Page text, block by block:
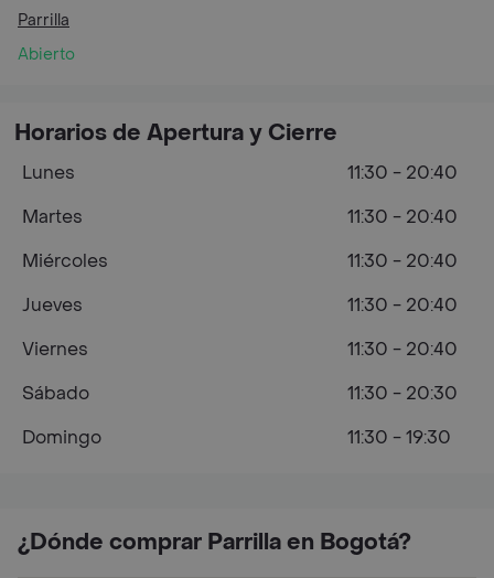
Parrilla
Abierto
¿Dónde comprar Parrilla en Bogotá?
Horarios de Apertura y Cierre
Lunes
11:30 - 20:40
Martes
11:30 - 20:40
Miércoles
11:30 - 20:40
Jueves
11:30 - 20:40
Viernes
11:30 - 20:40
Sábado
11:30 - 20:30
Domingo
11:30 - 19:30